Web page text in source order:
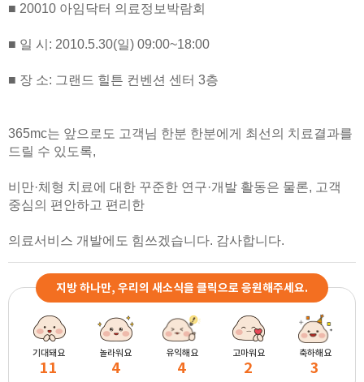
■ 20010 아임닥터 의료정보박람회
■ 일 시: 2010.5.30(일) 09:00~18:00
■ 장 소: 그랜드 힐튼 컨벤션 센터 3층
365mc는 앞으로도 고객님 한분 한분에게 최선의 치료결과를
드릴 수 있도록,
비만·체형 치료에 대한 꾸준한 연구·개발 활동은 물론, 고객
중심의 편안하고 편리한
의료서비스 개발에도 힘쓰겠습니다. 감사합니다.
지방 하나만, 우리의 새소식을 클릭으로 응원해주세요.
기대돼요
11
놀라워요
4
유익해요
4
고마워요
2
축하해요
3